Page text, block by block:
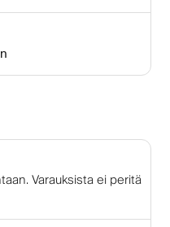
Varauksista ei peritä